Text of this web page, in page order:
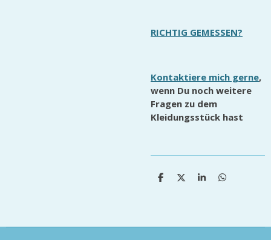
RICHTIG GEMESSEN?
Kontaktiere mich gerne,
wenn Du noch weitere
Fragen zu dem
Kleidungsstück hast
T
n
T
n
T
n
T
n